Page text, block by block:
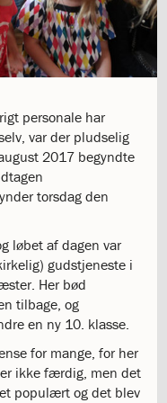
personale har
var der pludselig
2017 begyndte
torsdag den
løbet af dagen var
gudstjeneste i
Her bød
tilbage, og
en ny 10. klasse.
for mange, for her
ikke færdig, men det
populært og det blev